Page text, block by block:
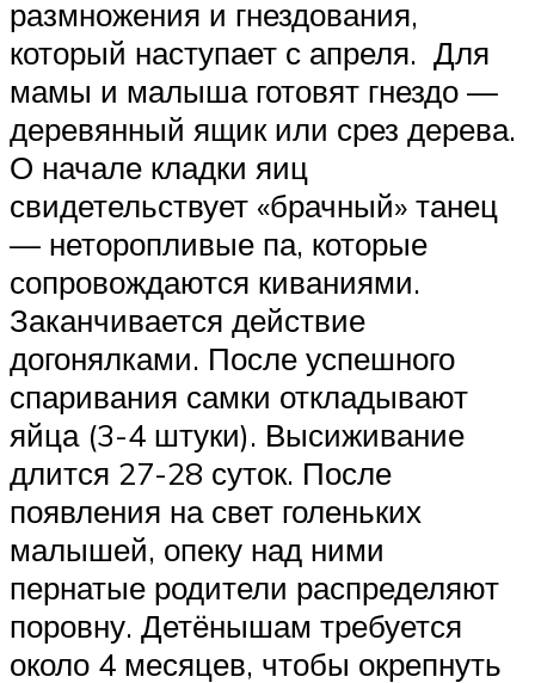
размножения и гнездования,
который наступает с апреля. Для
мамы и малыша готовят гнездо —
деревянный ящик или срез дерева.
О начале кладки яиц
свидетельствует «брачный» танец
— неторопливые па, которые
сопровождаются киваниями.
Заканчивается действие
догонялками. После успешного
спаривания самки откладывают
яйца (3-4 штуки). Высиживание
длится 27-28 суток. После
появления на свет голеньких
малышей, опеку над ними
пернатые родители распределяют
поровну. Детёнышам требуется
около 4 месяцев, чтобы окрепнуть